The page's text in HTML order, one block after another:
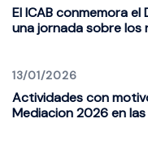
El ICAB conmemora
una jornada sobre los
13/01/2026
Actividades con
Mediacion 2026 en